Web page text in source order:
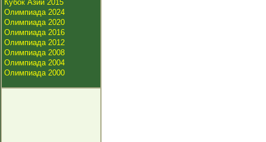
Кубок Азии 2015
Олимпиада 2024
Олимпиада 2020
Олимпиада 2016
Олимпиада 2012
Олимпиада 2008
Олимпиада 2004
Олимпиада 2000